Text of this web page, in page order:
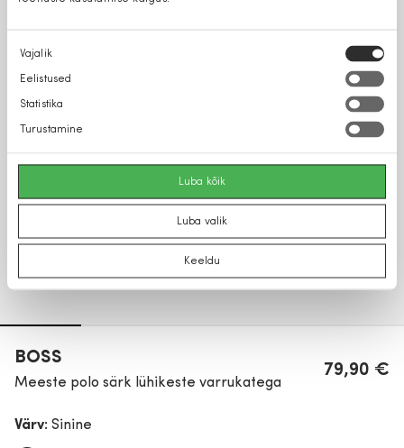
Nõusoleku
valik
Vajalik
Eelistused
Statistika
Turustamine
Luba kõik
Luba valik
Keeldu
BOSS
Meeste polo särk lühikeste varrukatega
79,90 €
Värv: Sinine